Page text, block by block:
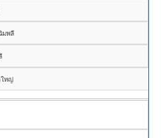
มพลี
ใหญ่